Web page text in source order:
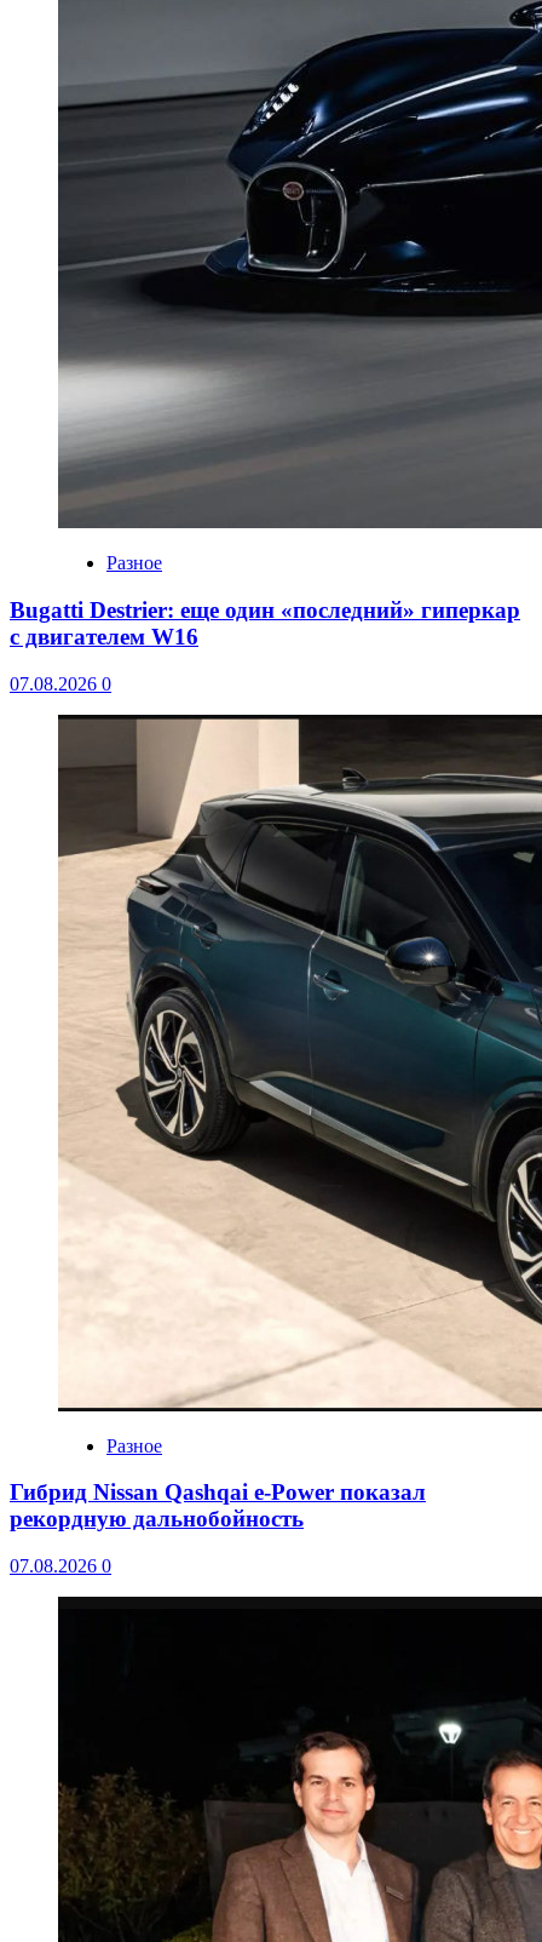
Разное
Bugatti Destrier: еще один «последний» гиперкар
с двигателем W16
07.08.2026 0
Разное
Гибрид Nissan Qashqai e-Power показал
рекордную дальнобойность
07.08.2026 0